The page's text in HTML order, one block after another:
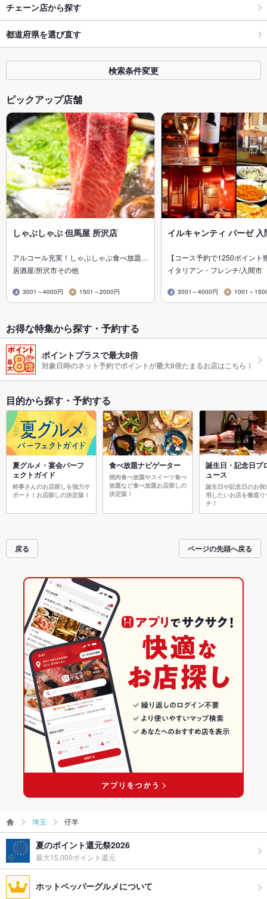
チェーン店から探す
都道府県を選び直す
検索条件変更
ピックアップ店舗
しゃぶしゃぶ 但馬屋 所沢店
アルコール充実！しゃぶしゃぶ食べ放題…
居酒屋/所沢市その他
3001～4000円 1501～2000円
イルキャンティ バーゼ 入
【コース予約で1250ポイン
イタリアン・フレンチ/入間市
3001～4000円 1001～
お得な特集から探す・予約する
ポイントプラスで最大8倍
対象日時のネット予約でポイントが最大8倍たまるお店はこちら！
目的から探す・予約する
夏グルメ・宴会パーフ
ェクトガイド
幹事さんのお店探しを強力サ
ポート！お店探しの決定版！
食べ放題ナビゲーター
焼肉食べ放題やスイーツ食べ
放題など食べ放題お店探しの
決定版！
誕生日・記念日プ
ュース
誕生日や記念日のお祝
用したいお店を徹底リ
チ！
戻る ページの先頭へ戻る
埼玉 仔羊
夏のポイント還元祭2026
最大15,000ポイント還元
ホットペッパーグルメについて